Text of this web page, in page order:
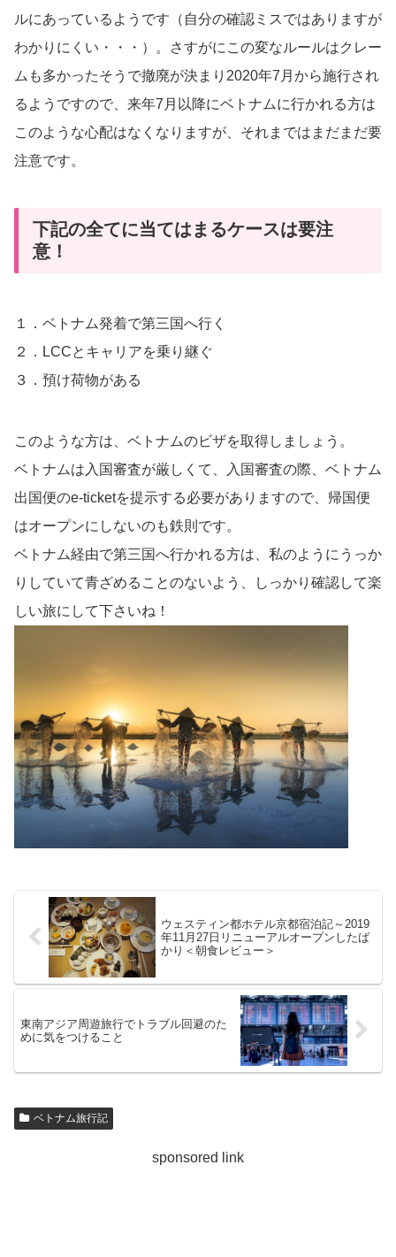
ルにあっているようです（自分の確認ミスではありますが
わかりにくい・・・）。さすがにこの変なルールはクレー
ムも多かったそうで撤廃が決まり2020年7月から施行され
るようですので、来年7月以降にベトナムに行かれる方は
このような心配はなくなりますが、それまではまだまだ要
注意です。
下記の全てに当てはまるケースは要注
意！
１．ベトナム発着で第三国へ行く
２．LCCとキャリアを乗り継ぐ
３．預け荷物がある
このような方は、ベトナムのビザを取得しましょう。
ベトナムは入国審査が厳しくて、入国審査の際、ベトナム
出国便のe-ticketを提示する必要がありますので、帰国便
はオープンにしないのも鉄則です。
ベトナム経由で第三国へ行かれる方は、私のようにうっか
りしていて青ざめることのないよう、しっかり確認して楽
しい旅にして下さいね！
ウェスティン都ホテル京都宿泊記～2019
年11月27日リニューアルオープンしたば
かり＜朝食レビュー＞
東南アジア周遊旅行でトラブル回避のた
めに気をつけること
ベトナム旅行記
sponsored link